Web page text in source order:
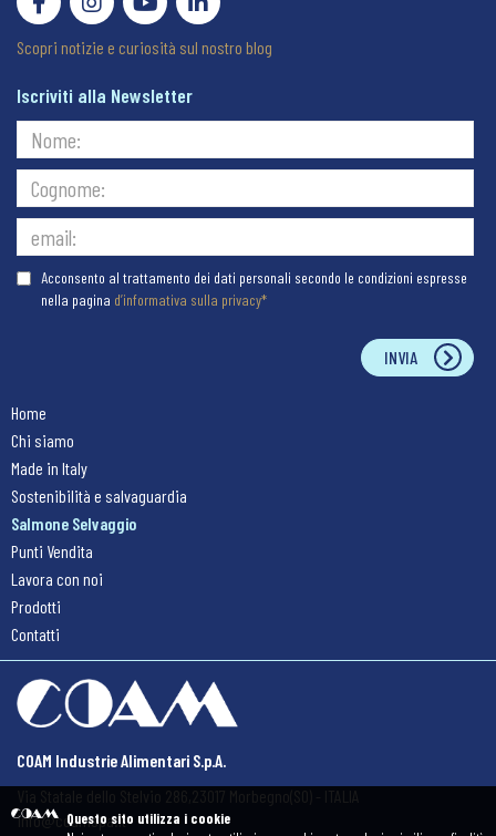
Scopri notizie e curiosità sul nostro blog
Iscriviti alla Newsletter
Acconsento al trattamento dei dati personali secondo le condizioni espresse
nella pagina d’informativa sulla privacy*
INVIA
Home
Chi siamo
Made in Italy
Sostenibilità e salvaguardia
Salmone Selvaggio
Punti Vendita
Lavora con noi
Prodotti
Contatti
COAM Industrie Alimentari S.p.A.
info@coamspa.it
Questo sito utilizza i cookie